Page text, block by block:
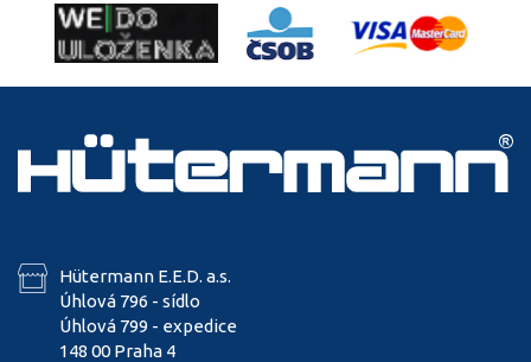
Hütermann E.E.D. a.s.
Úhlová 796 - sídlo
Úhlová 799 - expedice
148 00 Praha 4